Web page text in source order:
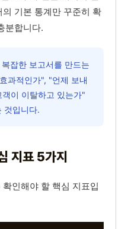
기본 통계만 꾸준히 확
분합니다.
잡한 보고서를 만드는
과적인가", "언제 보내
이 이탈하고 있는가"
것입니다.
지표 5가지
인해야 할 핵심 지표입